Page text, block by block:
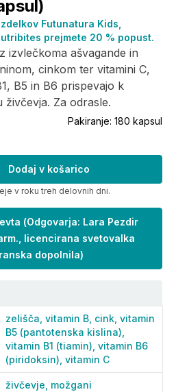
izvlečkoma ašvagande in
cinkom ter vitamini C,
B5 in B6 prispevajo k
Za odrasle.
Pakiranje: 180 kapsul
Futunatura Kids,
prejmete 20 % popust.
Dodaj v košarico
v roku treh delovnih dni.
(Odgovarja: Lara Pezdir
licencirana svetovalka
dopolnila)
zelišča, vitamin B, cink, vitamin
B5 (pantotenska kislina),
vitamin B1 (tiamin), vitamin B6
(piridoksin), vitamin C
živčevje, možgani